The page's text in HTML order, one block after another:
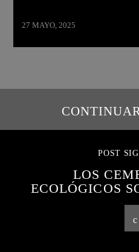
27 MAYO, 2025
POST
LOS
ECOLÓGICOS